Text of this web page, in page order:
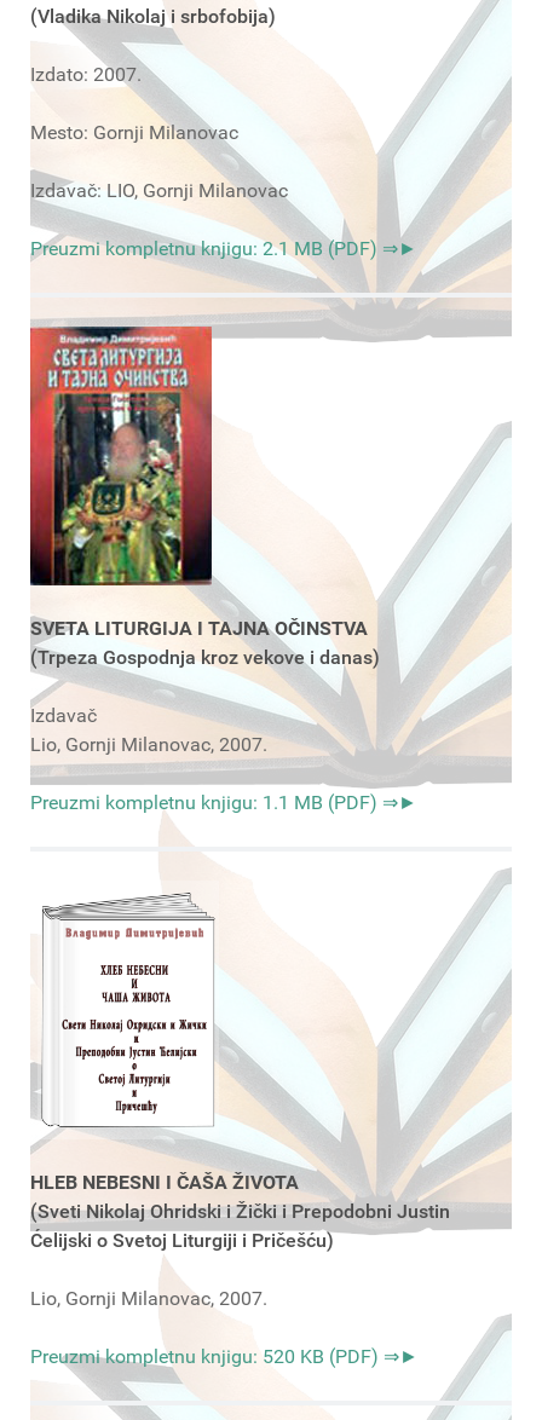
(Vladika Nikolaj i srbofobija)
Izdato: 2007.
Mesto: Gornji Milanovac
Izdavač: LIO, Gornji Milanovac
Preuzmi kompletnu knjigu: 2.1 MB (PDF) ⇒►
SVETA LITURGIJA I TAJNA OČINSTVA
(Trpeza Gospodnja kroz vekove i danas)
Izdavač
Lio, Gornji Milanovac, 2007.
Preuzmi kompletnu knjigu: 1.1 MB (PDF) ⇒►
HLEB NEBESNI I ČAŠA ŽIVOTA
(Sveti Nikolaj Ohridski i Žički i Prepodobni Justin
Ćelijski o Svetoj Liturgiji i Pričešću)
Lio, Gornji Milanovac, 2007.
Preuzmi kompletnu knjigu: 520 KB (PDF) ⇒►